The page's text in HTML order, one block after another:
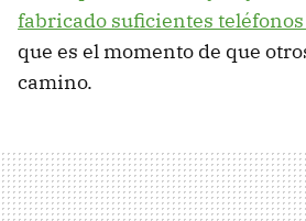
fabricado suficientes
que es el momento de que
camino.